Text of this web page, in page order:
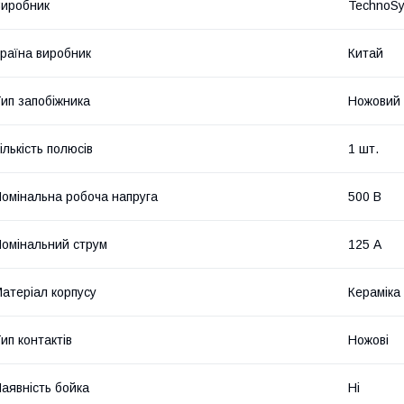
виробник Китай
запобіжника Ножовий
полюсів 1 шт.
робоча напруга 500 В
струм 125 А
корпусу Кераміка
контактів Ножові
бойка Ні